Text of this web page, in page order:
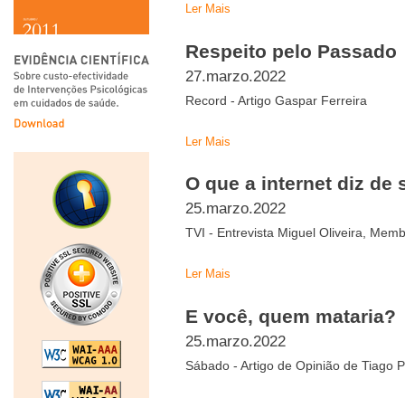
Ler Mais
Respeito pelo Passado
27.marzo.2022
Record - Artigo Gaspar Ferreira
Ler Mais
O que a internet diz de
25.marzo.2022
TVI - Entrevista Miguel Oliveira,
Ler Mais
E você, quem mataria?
25.marzo.2022
Sábado - Artigo de Opinião de Tiago